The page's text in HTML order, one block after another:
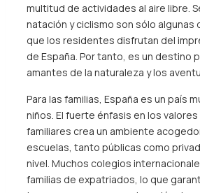
multitud de actividades al aire libre.
natación y ciclismo son sólo algunas
que los residentes disfrutan del
de España. Por tanto, es un destino
amantes de la naturaleza y los
Para las familias, España es un país
niños. El fuerte énfasis en los
familiares crea un ambiente
escuelas, tanto públicas como
nivel. Muchos colegios
familias de expatriados, lo que